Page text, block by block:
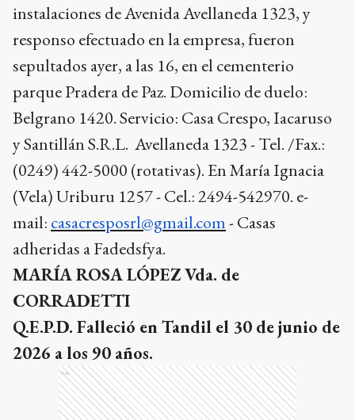
instalaciones de Avenida Avellaneda 1323, y
responso efectuado en la empresa, fueron
sepultados ayer, a las 16, en el cementerio
parque Pradera de Paz. Domicilio de duelo:
Belgrano 1420. Servicio: Casa Crespo, Iacaruso
y Santillán S.R.L. Avellaneda 1323 - Tel. /Fax.:
(0249) 442-5000 (rotativas). En María Ignacia
(Vela) Uriburu 1257 - Cel.: 2494-542970. e-
mail: casacresposrl@gmail.com- Casas
adheridas a Fadedsfya.
MARÍA ROSA LÓPEZ Vda. de
CORRADETTI
Q.E.P.D. Falleció en Tandil el 30 de junio de
2026 a los 90 años.
Ads